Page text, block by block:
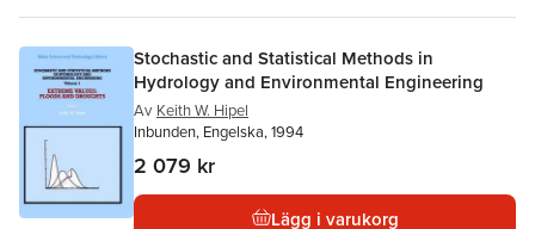
Stochastic and Statistical Methods in
Hydrology and Environmental Engineering
Av Keith W. Hipel
Inbunden, Engelska, 1994
2 079 kr
Lägg i varukorg